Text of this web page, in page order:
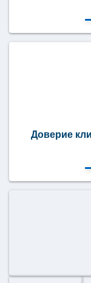
Доверие